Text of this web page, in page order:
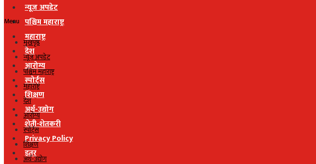
न्यूज अपडेट
पश्चिम महाराष्ट्र
महाराष्ट्र
देश
आरोग्य
स्पोर्ट्स
शिक्षण
अर्थ-उद्योग
शेती-शेतकरी
Privacy Policy
इतर
Menu
मुखपृष्ठ
न्यूज अपडेट
पश्चिम महाराष्ट्र
महाराष्ट्र
देश
आरोग्य
स्पोर्ट्स
शिक्षण
अर्थ-उद्योग